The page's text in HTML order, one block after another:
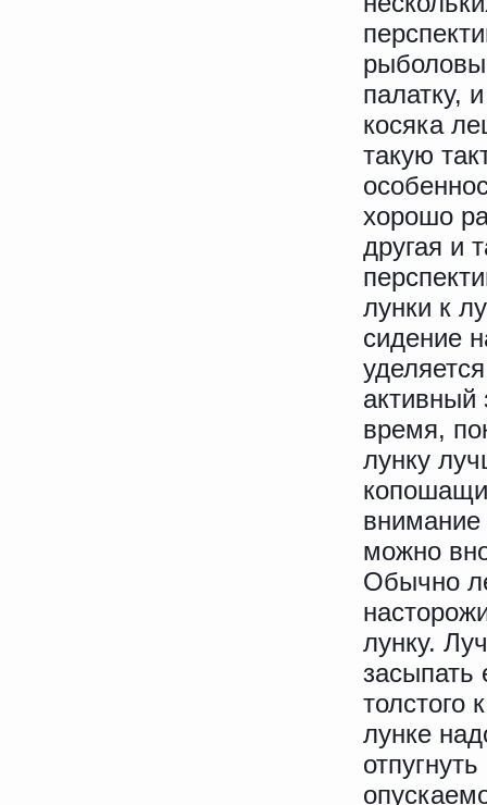
рыболовы
палатку,
косяка
такую
хорошо
другая и
лунки к
сидение
активный
время,
лунку
внимание
можно
Обычно
лунку.
засыпать
толстого
лунке